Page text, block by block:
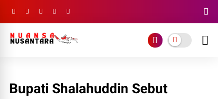
Bupati Shalahuddin Sebut